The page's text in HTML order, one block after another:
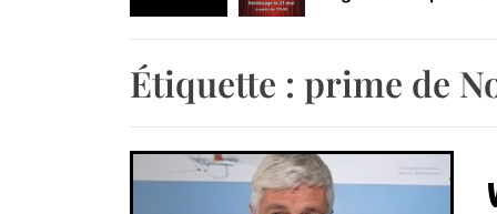
Retrouvez-nous au
Étiquette : prime de